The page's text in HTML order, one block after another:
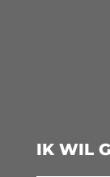
IK WIL